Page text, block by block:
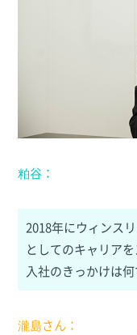
粕谷：
2018年にウィンス
としてのキャリア
入社のきっかけは何
瀧島さん：